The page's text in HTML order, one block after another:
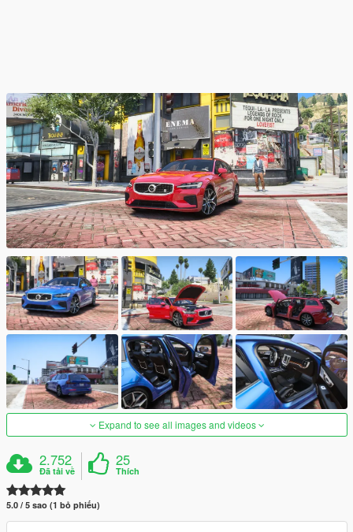
Expand to see all images and videos
2.752
Đã tải về
25
Thích
5.0 / 5 sao (1 bỏ phiếu)